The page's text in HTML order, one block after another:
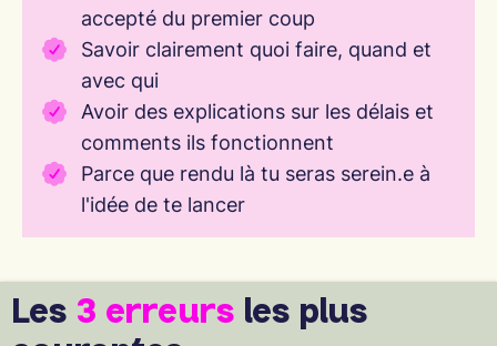
accepté du premier coup
Savoir clairement quoi faire, quand et
avec qui
Avoir des explications sur les délais et
comments ils fonctionnent
Parce que rendu là tu seras serein.e à
l'idée de te lancer
Les 3 erreurs les plus